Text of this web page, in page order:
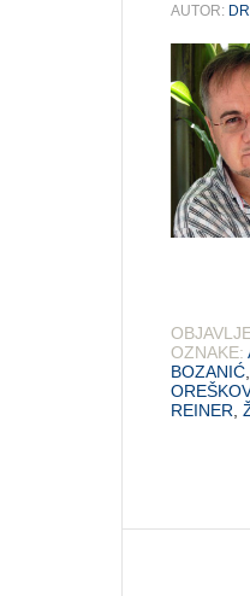
AUTOR:
OZNAKE:
BOZANIĆ
REINER